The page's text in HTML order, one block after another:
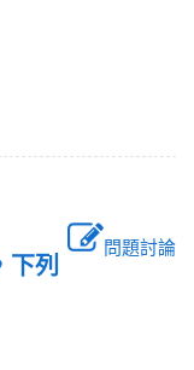
問題討論
下列